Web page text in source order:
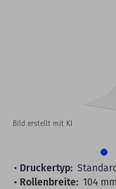
Bild erstellt mit KI
Druckertyp:
Rollenbreite: 104